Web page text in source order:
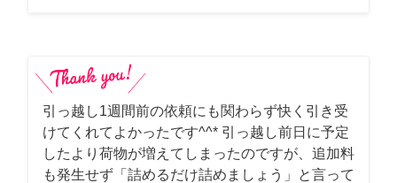
引っ越し1週間前の依頼にも関わらず快く引き受
けてくれてよかったです^^* 引っ越し前日に予定
したより荷物が増えてしまったのですが、追加料
も発生せず「詰めるだけ詰めましょう」と言って